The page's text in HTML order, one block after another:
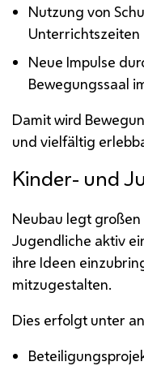
Nutzung von
Unterrichtszeiten
Neue Impulse
Bewegungssaal
Damit wird
und vielfältig
Kinder- und
Neubau legt
Jugendliche aktiv
ihre Ideen
mitzugestalten.
Dies erfolgt unter